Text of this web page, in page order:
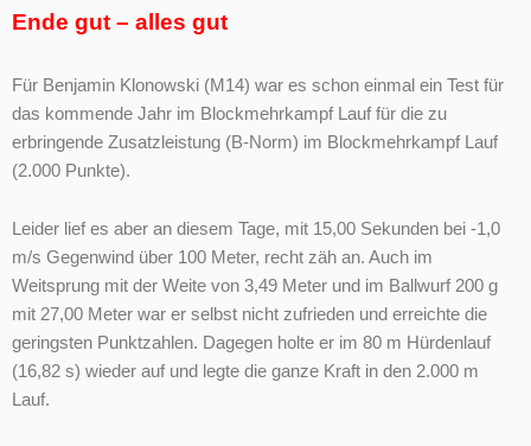
Ende gut – alles gut
Für Benjamin Klonowski (M14) war es schon einmal ein Test für
das kommende Jahr im Blockmehrkampf Lauf für die zu
erbringende Zusatzleistung (B-Norm) im Blockmehrkampf Lauf
(2.000 Punkte).
Leider lief es aber an diesem Tage, mit 15,00 Sekunden bei -1,0
m/s Gegenwind über 100 Meter, recht zäh an. Auch im
Weitsprung mit der Weite von 3,49 Meter und im Ballwurf 200 g
mit 27,00 Meter war er selbst nicht zufrieden und erreichte die
geringsten Punktzahlen. Dagegen holte er im 80 m Hürdenlauf
(16,82 s) wieder auf und legte die ganze Kraft in den 2.000 m
Lauf.